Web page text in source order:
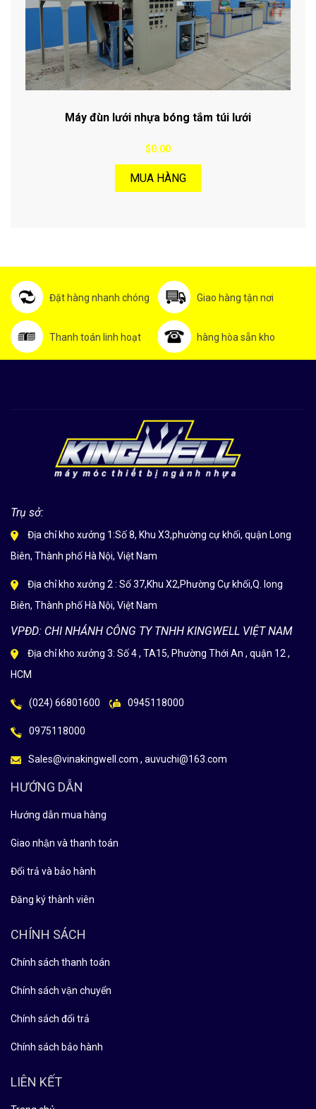
Máy đùn lưới nhựa bóng tắm túi lưới
$0.00
MUA HÀNG
Đặt hàng nhanh chóng Giao hàng tận nơi
Thanh toán linh hoạt hàng hòa sẵn kho
Trụ sở:
Địa chỉ kho xưởng 1:Số 8, Khu X3,phường cự khối, quận Long
Biên, Thành phố Hà Nội, Việt Nam
Địa chỉ kho xưởng 2 : Số 37,Khu X2,Phường Cự khối,Q. long
Biên, Thành phố Hà Nội, Việt Nam
VPĐD: CHI NHÁNH CÔNG TY TNHH KINGWELL VIỆT NAM
Địa chỉ kho xưởng 3: Số 4 , TA15, Phường Thới An , quận 12 ,
HCM
(024) 66801600 0945118000
0975118000
Sales@vinakingwell.com , auvuchi@163.com
HƯỚNG DẪN
Hướng dẫn mua hàng
Giao nhận và thanh toán
Đổi trả và bảo hành
Đăng ký thành viên
CHÍNH SÁCH
Chính sách thanh toán
Chính sách vận chuyển
Chính sách đổi trả
Chính sách bảo hành
LIÊN KẾT